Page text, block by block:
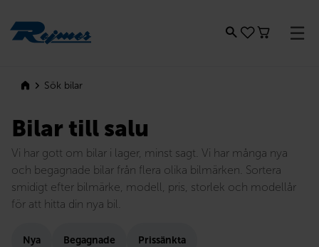
Sök bilar
Bilar till salu
Vi har gott om bilar i lager, minst sagt. Vi har många nya
och begagnade bilar från flera olika bilmärken. Sortera
smidigt efter bilmärke, modell, pris, storlek och modellår
för att hitta din nya bil.
Nya Begagnade Prissänkta